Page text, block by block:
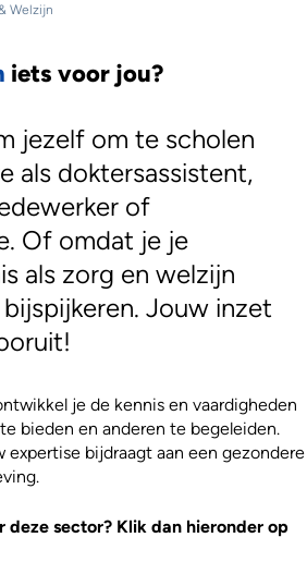
Welzijn
iets voor jou?
jezelf om te scholen
als doktersassistent,
of
Of omdat je je
als zorg en welzijn
Jouw inzet
je de kennis en vaardigheden
bieden en anderen te begeleiden.
bijdraagt aan een gezondere
deze sector? Klik dan hieronder op